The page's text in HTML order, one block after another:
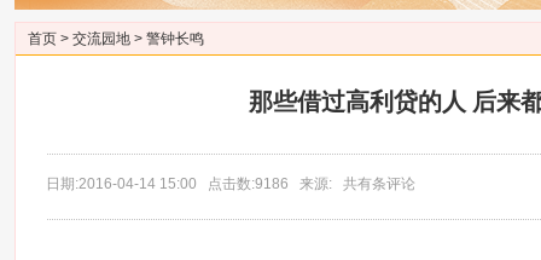
首页 > 交流园地 > 警钟长鸣
那些借过高利贷的人 后来
日期:2016-04-14 15:00 点击数:9186 来源: 共有条评论